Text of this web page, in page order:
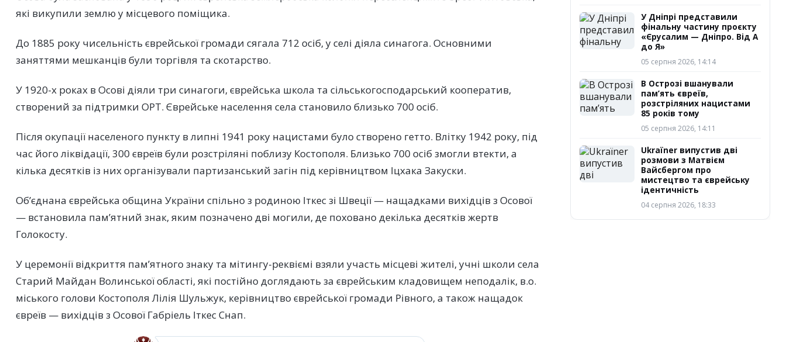
які викупили землю у місцевого поміщика.
До 1885 року чисельність єврейської громади сягала 712 осіб, у селі діяла синагога. Основними
заняттями мешканців були торгівля та скотарство.
У 1920-х роках в Осові діяли три синагоги, єврейська школа та сільськогосподарський кооператив,
створений за підтримки ОРТ. Єврейське населення села становило близько 700 осіб.
Після окупації населеного пункту в липні 1941 року нацистами було створено гетто. Влітку 1942 року, під
час його ліквідації, 300 євреїв були розстріляні поблизу Костополя. Близько 700 осіб змогли втекти, а
кілька десятків із них організували партизанський загін під керівництвом Іцхака Закуски.
Об’єднана єврейська община України спільно з родиною Іткес зі Швеції — нащадками вихідців з Осової
— встановила пам’ятний знак, яким позначено дві могили, де поховано декілька десятків жертв
Голокосту.
У церемонії відкриття пам’ятного знаку та мітингу-реквіємі взяли участь місцеві жителі, учні школи села
Старий Майдан Волинської області, які постійно доглядають за єврейським кладовищем неподалік, в.о.
міського голови Костополя Лілія Шульжук, керівництво єврейської громади Рівного, а також нащадок
євреїв — вихідців з Осової Габріель Іткес Снап.
У Дніпрі представили
фінальну частину проєкту
«Єрусалим — Дніпро. Від А
до Я»
05 серпня 2026, 14:14
В Острозі вшанували
пам’ять євреїв,
розстріляних нацистами
85 років тому
05 серпня 2026, 14:11
Ukraїner випустив дві
розмови з Матвієм
Вайсбергом про
мистецтво та єврейську
ідентичність
04 серпня 2026, 18:33